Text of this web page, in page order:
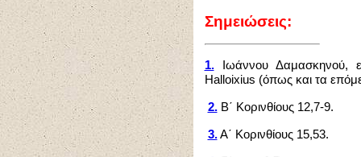
Σημειώσεις:
1.Ιωάννου Δαμασκηνού,
Halloixius (όπως και τα
2.Β΄ Κορινθίους 12,7-9.
3.Α΄ Κορινθίους 15,53.